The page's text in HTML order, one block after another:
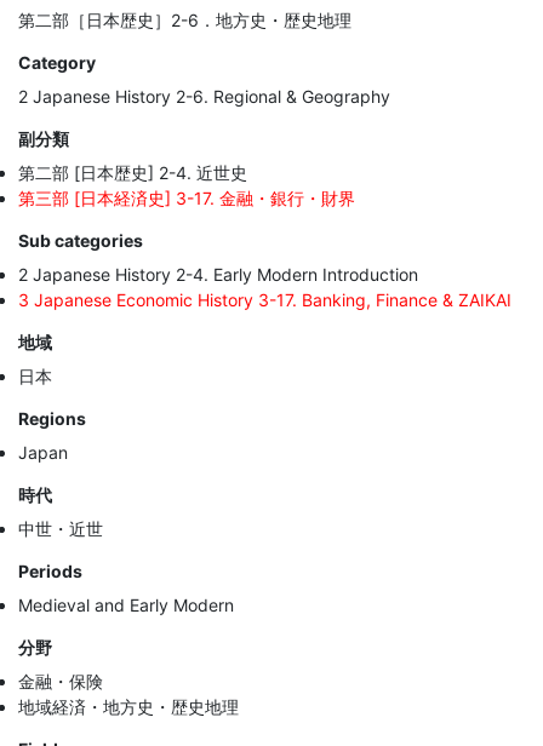
第二部［日本歴史］2-6．地方史・歴史地理
Category
2 Japanese History 2-6. Regional & Geography
副分類
第二部 [日本歴史] 2-4. 近世史
第三部 [日本経済史] 3-17. 金融・銀行・財界
Sub categories
2 Japanese History 2-4. Early Modern Introduction
3 Japanese Economic History 3-17. Banking, Finance & ZAIKAI
地域
日本
Regions
Japan
時代
中世・近世
Periods
Medieval and Early Modern
分野
金融・保険
地域経済・地方史・歴史地理